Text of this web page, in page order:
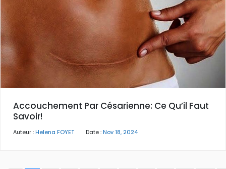
Accouchement Par Césarienne: Ce Qu’il Faut
Savoir!
Auteur :Helena FOYET Date :Nov 18, 2024